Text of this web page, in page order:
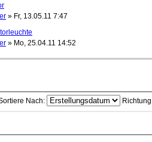
» Fr, 13.05.11 7:47
» Mo, 25.04.11 14:52
Nach: